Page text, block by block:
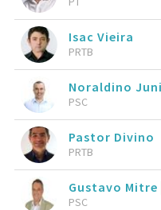
Isac Vieira
PRTB
Noraldino
PSC
Pastor Divino
PRTB
Gustavo Mitre
PSC